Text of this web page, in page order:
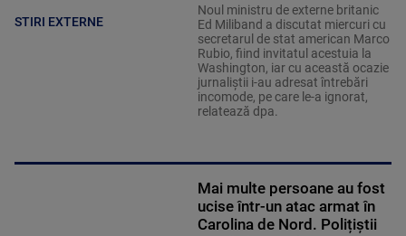
STIRI EXTERNE
Noul ministru de externe britanic
Ed Miliband a discutat miercuri cu
secretarul de stat american Marco
Rubio, fiind invitatul acestuia la
Washington, iar cu această ocazie
jurnaliştii i-au adresat întrebări
incomode, pe care le-a ignorat,
relatează dpa.
Mai multe persoane au fost
ucise într-un atac armat în
Carolina de Nord. Polițiștii